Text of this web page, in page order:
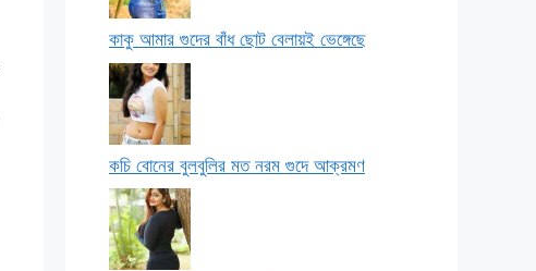
কাকু আমার গুদের বাঁধ ছোট বেলায়ই ভেঙ্গেছে
কচি বোনের বুলবুলির মত নরম গুদে আক্রমণ